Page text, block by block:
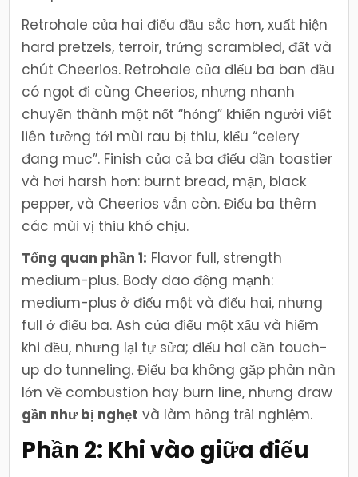
Retrohale của hai điếu đầu sắc hơn, xuất hiện
hard pretzels, terroir, trứng scrambled, đất và
chút Cheerios. Retrohale của điếu ba ban đầu
có ngọt đi cùng Cheerios, nhưng nhanh
chuyển thành một nốt “hỏng” khiến người viết
liên tưởng tới mùi rau bị thiu, kiểu “celery
đang mục”. Finish của cả ba điếu dần toastier
và hơi harsh hơn: burnt bread, mặn, black
pepper, và Cheerios vẫn còn. Điếu ba thêm
các mùi vị thiu khó chịu.
Tổng quan phần 1: Flavor full, strength
medium-plus. Body dao động mạnh:
medium-plus ở điếu một và điếu hai, nhưng
full ở điếu ba. Ash của điếu một xấu và hiếm
khi đều, nhưng lại tự sửa; điếu hai cần touch-
up do tunneling. Điếu ba không gặp phàn nàn
lớn về combustion hay burn line, nhưng draw
gần như bị nghẹt và làm hỏng trải nghiệm.
Phần 2: Khi vào giữa điếu